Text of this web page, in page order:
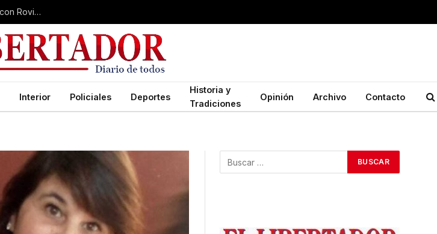
Misiones gana peso nacional en plena reconfiguración de poder con Rovira afuera
Interior Policiales Deportes
Historia y
Tradiciones
Opinión Archivo Contacto